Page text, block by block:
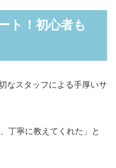
ト！初心者も
なスタッフによる手厚いサ
丁寧に教えてくれた」と